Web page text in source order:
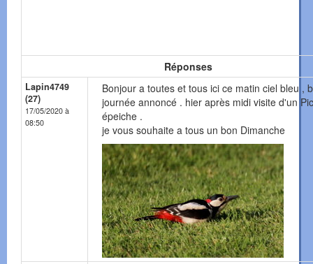
Réponses
Lapin4749
(27)
17/05/2020 à
08:50
Bonjour a toutes et tous ici ce matin ciel bleu ,
journée annoncé . hier après midi visite d'un Pic
épeiche .
je vous souhaite a tous un bon Dimanche